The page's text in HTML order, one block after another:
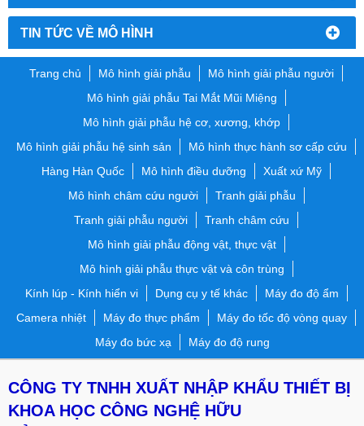
TIN TỨC VỀ MÔ HÌNH
Trang chủ Mô hình giải phẫu
Mô hình giải phẫu người
Mô hình giải phẫu Tai Mắt Mũi Miệng
Mô hình giải phẫu hệ cơ, xương, khớp
Mô hình giải phẫu hệ sinh sản
Mô hình thực hành sơ cấp cứu
Hàng Hàn Quốc
Mô hình điều dưỡng
Xuất xứ Mỹ
Mô hình châm cứu người
Tranh giải phẫu
Tranh giải phẫu người
Tranh châm cứu
Mô hình giải phẫu động vật, thực vật
Mô hình giải phẫu thực vật và côn trùng
Kính lúp - Kính hiển vi
Dụng cụ y tế khác
Máy đo độ ẩm
Camera nhiệt
Máy đo thực phẩm
Máy đo tốc độ vòng quay
Máy đo bức xạ
Máy đo độ rung
CÔNG TY TNHH XUẤT NHẬP KHẨU THIẾT BỊ
KHOA HỌC CÔNG NGHỆ HỮU